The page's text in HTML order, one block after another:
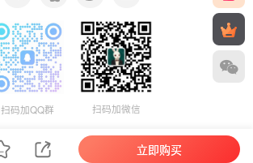
扫码加QQ群 扫码加微信
立即购买